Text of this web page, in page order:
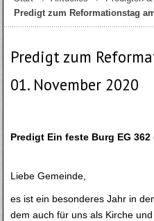
Predigt zum Reformationstag
Predigt zum
01. November 2020
Predigt Ein feste Burg EG 362
Liebe Gemeinde,
es ist ein besonderes Jahr in
dem auch für uns als Kirche